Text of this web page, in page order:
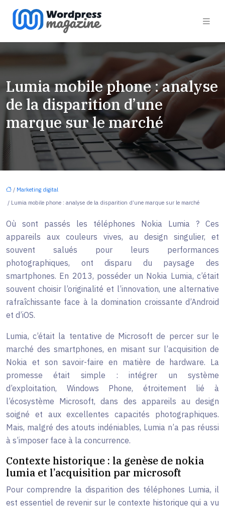
Lumia mobile phone : analyse
de la disparition d’une
marque sur le marché
/ Marketing digital
/ Lumia mobile phone : analyse de la disparition d’une marque sur le marché
Où sont passés les téléphones Nokia Lumia ? Ces
appareils aux couleurs vives, au design singulier, et
souvent salués pour leurs performances
photographiques, ont disparu du paysage des
smartphones. En 2013, posséder un Nokia Lumia, c’était
souvent choisir l’originalité et l’innovation, une alternative
rafraîchissante face à la domination croissante d’Android
et d’iOS.
Lumia, c’était la tentative de Microsoft de percer sur le
marché des smartphones, en misant sur l’acquisition de
Nokia et son savoir-faire en matière de hardware. La
promesse était simple : intégrer un système
d’exploitation, Windows Phone, étroitement lié à
l’écosystème Microsoft, dans des appareils au design
soigné et aux excellentes capacités photographiques.
Mais, malgré des atouts indéniables, Lumia n’a pas réussi
à s’imposer face à la concurrence.
Contexte historique : la genèse de nokia
lumia et l’acquisition par microsoft
Pour comprendre la disparition des téléphones Lumia, il
est essentiel de revenir sur le contexte historique qui a vu